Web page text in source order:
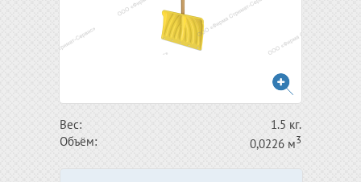
Вес:
1.5 кг.
Объём:
0,0226 м3